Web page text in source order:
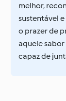
melhor,
sustentável
o prazer de
aquele
capaz de